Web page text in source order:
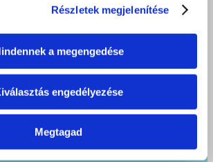
Részletek megjelenítése
a megengedése
engedélyezése
Megtagad